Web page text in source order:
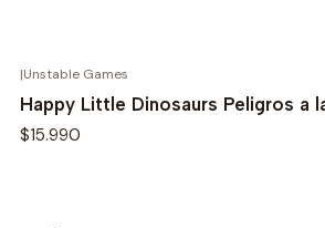
|Unstable Games
Happy Little Dinosaurs Peligros a
$15.990